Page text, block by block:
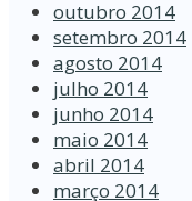
outubro 2014
setembro 2014
agosto 2014
julho 2014
junho 2014
maio 2014
abril 2014
março 2014